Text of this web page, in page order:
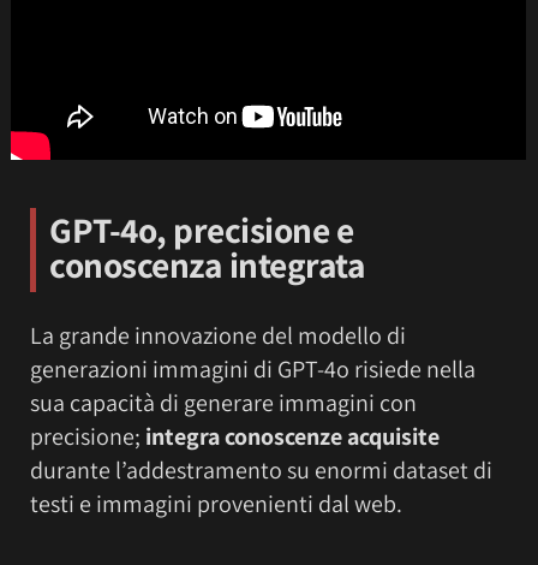
GPT-4o, precisione e
conoscenza integrata
La grande innovazione del modello di
generazioni immagini di GPT-4o risiede nella
sua capacità di generare immagini con
precisione; integra conoscenze acquisite
durante l’addestramento su enormi dataset di
testi e immagini provenienti dal web.